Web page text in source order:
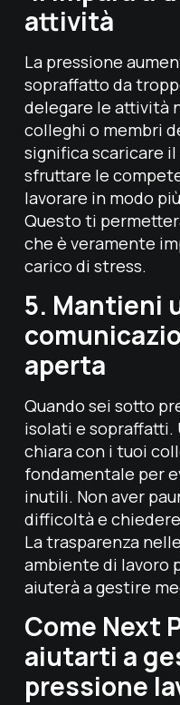
attività
La pressione
sopraffatto da
delegare le attività
colleghi o membri
significa scaricare
sfruttare le
lavorare in modo
Questo ti
che è veramente
carico di stress.
5. Mantieni
aperta
Quando sei sotto
isolati e sopraffatti.
chiara con i tuoi
fondamentale per
inutili. Non aver
difficoltà e
La trasparenza
ambiente di lavoro
aiuterà a gestire
Come Next
aiutarti a
pressione